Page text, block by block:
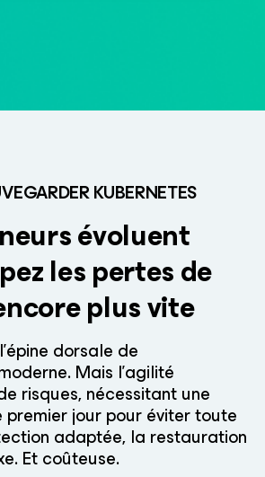
KUBERNETES
évoluent
les pertes de
plus vite
dorsale de
Mais l’agilité
risques, nécessitant une
premier jour pour éviter toute
adaptée, la restauration
Et coûteuse.